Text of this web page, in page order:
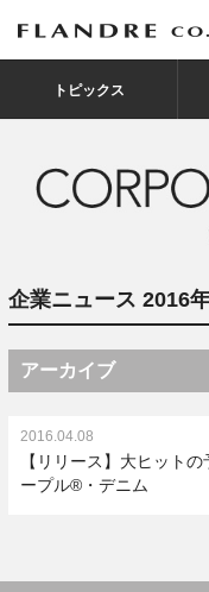
トピックス
企業ニュース 2016
アーカイブ
2016.04.08
【リリース】大ヒット
ープル®・デニム